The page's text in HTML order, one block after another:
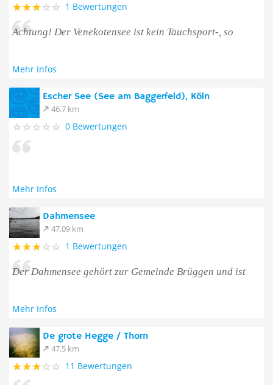
1 Bewertungen
Achtung! Der Venekotensee ist kein Tauchsport-, so
Mehr Infos
Escher See (See am Baggerfeld), Köln
46.7 km
0 Bewertungen
Mehr Infos
Dahmensee
47.09 km
1 Bewertungen
Der Dahmensee gehört zur Gemeinde Brüggen und ist
Mehr Infos
De grote Hegge / Thorn
47.5 km
11 Bewertungen